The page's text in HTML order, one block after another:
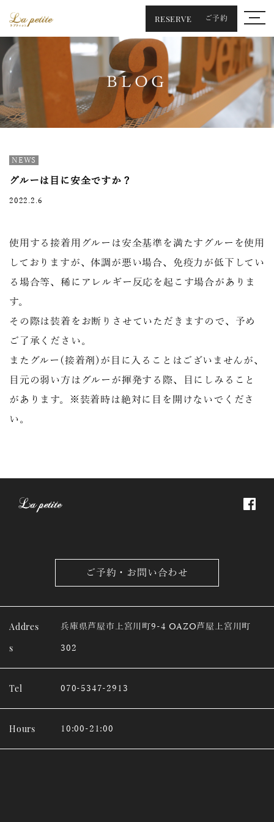
RESERVE ご予約
BLOG
NEWS
グルーは目に安全ですか？
2022.2.6
使用する接着用グルーは安全基準を満たすグルーを使用
しておりますが、体調が悪い場合、免疫力が低下してい
る場合等、稀にアレルギー反応を起こす場合がありま
す。
その際は装着をお断りさせていただきますので、予め
ご了承ください。
またグルー(接着剤)が目に入ることはございませんが、
目元の弱い方はグルーが揮発する際、目にしみること
があります。※装着時は絶対に目を開けないでくださ
い。
ご予約・お問い合わせ
Addres
s
兵庫県芦屋市上宮川町9-4 OAZO芦屋上宮川町
302
Tel 070-5347-2913
Hours 10:00-21:00